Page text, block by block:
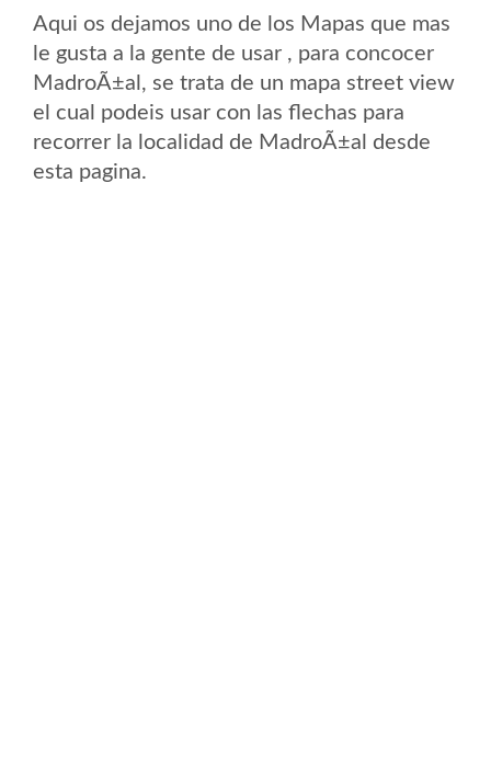
Aqui os dejamos uno de los Mapas que mas
le gusta a la gente de usar , para concocer
MadroÃ±al, se trata de un mapa street view
el cual podeis usar con las flechas para
recorrer la localidad de MadroÃ±al desde
esta pagina.